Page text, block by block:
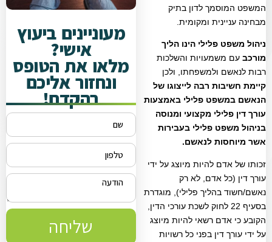
המשפט המוסמך לדון בתיק
מבחינה עניינית ומקומית.
ניהול משפט פלילי הינו הליך
מורכבעם משמעויות והשלכות
רבות לנאשם ולמשפחתו, ולכן
קיימת חשיבות רבה לייצוגו של
הנאשם במשפט פלילי באמצעות
עורך דין פלילי מקצועי ומנוסה
בניהול משפט פלילי בעבירות
אשר מיוחסות לנאשם.
זכותו של אדם להיות מיוצג על ידי
עורך דין (כל אדם, לא רק
נאשם/חשוד בהליך פלילי), מוגדרת
בסעיף 22 לחוק לשכת עורכי הדין,
הקובע כי אדם רשאי להיות מיוצג
על ידי עורך דין בפני כל רשויות
מעוניינים ביעוץ
אישי?
מלאו את הטופס
ונחזור אליכם
בהקדם!
שליחה